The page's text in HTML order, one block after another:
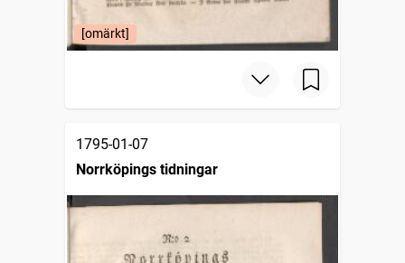
[omärkt]
1795-01-07
Norrköpings tidningar